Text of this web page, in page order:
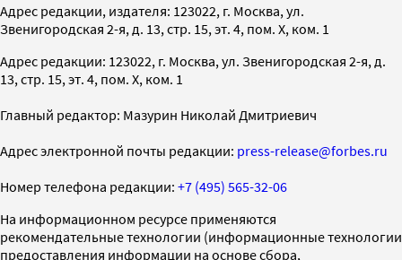
Адрес редакции, издателя: 123022, г. Москва, ул.
Звенигородская 2-я, д. 13, стр. 15, эт. 4, пом. X, ком. 1
Адрес редакции: 123022, г. Москва, ул. Звенигородская 2-я, д.
13, стр. 15, эт. 4, пом. X, ком. 1
Главный редактор: Мазурин Николай Дмитриевич
Адрес электронной почты редакции: press-release@forbes.ru
Номер телефона редакции: +7 (495) 565-32-06
На информационном ресурсе применяются
рекомендательные технологии (информационные технологии
предоставления информации на основе сбора,